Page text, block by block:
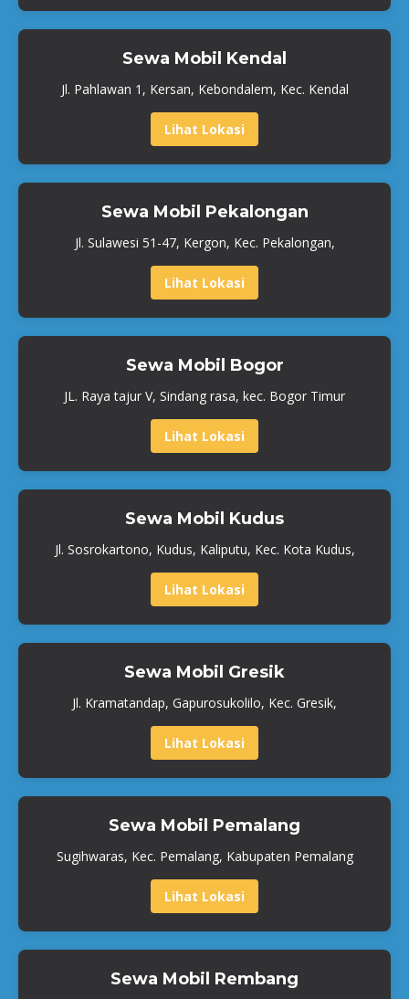
Sewa Mobil Kendal
Jl. Pahlawan 1, Kersan, Kebondalem, Kec. Kendal
Lihat Lokasi
Sewa Mobil Pekalongan
Jl. Sulawesi 51-47, Kergon, Kec. Pekalongan,
Lihat Lokasi
Sewa Mobil Bogor
JL. Raya tajur V, Sindang rasa, kec. Bogor Timur
Lihat Lokasi
Sewa Mobil Kudus
Jl. Sosrokartono, Kudus, Kaliputu, Kec. Kota Kudus,
Lihat Lokasi
Sewa Mobil Gresik
Jl. Kramatandap, Gapurosukolilo, Kec. Gresik,
Lihat Lokasi
Sewa Mobil Pemalang
Sugihwaras, Kec. Pemalang, Kabupaten Pemalang
Lihat Lokasi
Sewa Mobil Rembang